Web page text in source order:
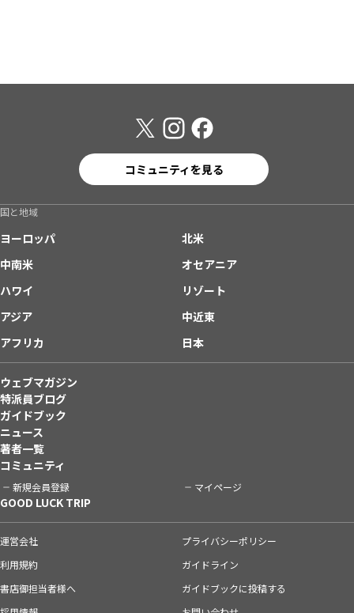
コミュニティを見る
国と地域
ヨーロッパ
北米
中南米
オセアニア
ハワイ
リゾート
アジア
中近東
アフリカ
日本
ウェブマガジン
特派員ブログ
ガイドブック
ニュース
著者一覧
コミュニティ
新規会員登録 マイページ
GOOD LUCK TRIP
運営会社
プライバシーポリシー
利用規約
ガイドライン
書店御担当者様へ
ガイドブックに投稿する